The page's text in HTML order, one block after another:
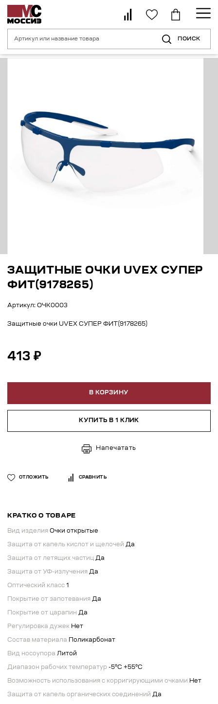
ПОИСК
Главная страница Средства индивидуальной защиты
ЗАЩИТНЫЕ ОЧКИ UVEX СУПЕР
ФИТ(9178265)
Артикул: ОЧК0003
Защитные очки UVEX СУПЕР ФИТ(9178265)
413 ₽
В КОРЗИНУ
КУПИТЬ В 1 КЛИК
Напечатать
ОТЛОЖИТЬ СРАВНИТЬ
КРАТКО О ТОВАРЕ
Вид изделия Очки открытые
Защита от капель кислот и щелочей Да
Защита от летящих частиц Да
Защита от УФ-излучения Да
Оптический класс 1
Покрытие от запотевания Да
Покрытие от царапин Да
Регулировка дужек Нет
Состав материала Поликарбонат
Вид носоупора Литой
Диапазон рабочих температур -5°C +55°C
Возможность использования с корригирующими очками Нет
Защита от капель органических соединений Да